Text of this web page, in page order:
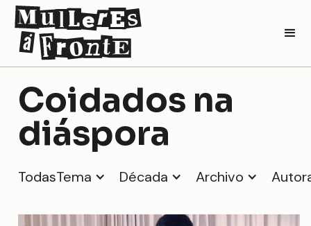
Coidados na
diáspora
TodasTema Década Archivo